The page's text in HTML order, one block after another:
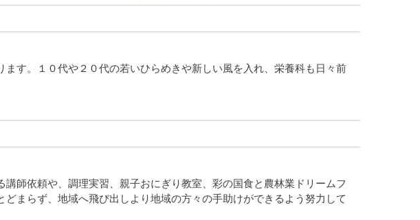
す。１０代や２０代の若いひらめきや新しい風を入れ、栄養科も日々前
師依頼や、調理実習、親子おにぎり教室、彩の国食と農林業ドリームフ
まらず、地域へ飛び出しより地域の方々の手助けができるよう努力して